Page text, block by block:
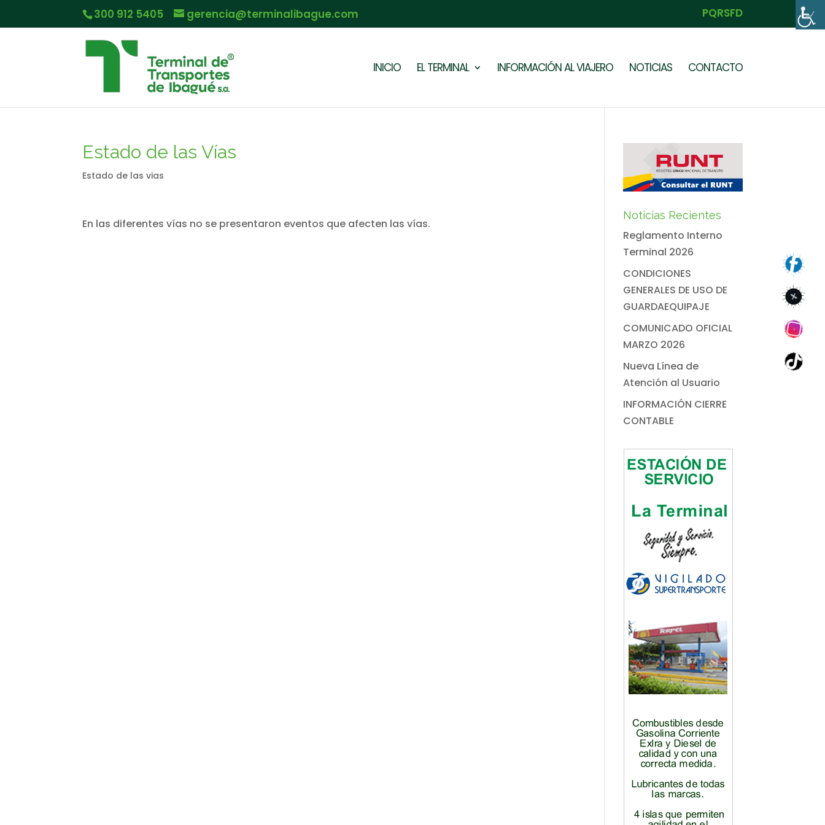
300 912 5405 gerencia@terminalibague.com PQRSFD
INICIO EL TERMINAL INFORMACIÓN AL VIAJERO NOTICIAS CONTACTO
Estado de las Vías
Estado de las vias
En las diferentes vías no se presentaron eventos que afecten las vías.
Noticias Recientes
Reglamento Interno
Terminal 2026
CONDICIONES
GENERALES DE USO DE
GUARDAEQUIPAJE
COMUNICADO OFICIAL
MARZO 2026
Nueva Línea de
Atención al Usuario
INFORMACIÓN CIERRE
CONTABLE